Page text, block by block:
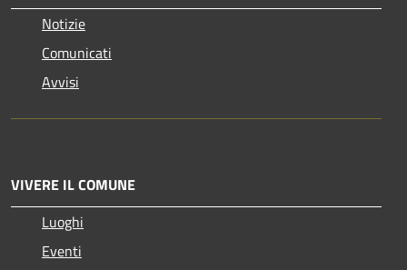
Notizie
Comunicati
Avvisi
VIVERE IL COMUNE
Luoghi
Eventi